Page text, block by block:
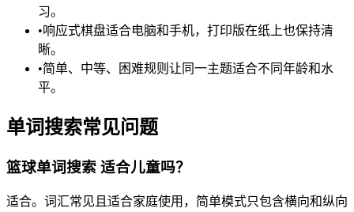
习。
•响应式棋盘适合电脑和手机，打印版在纸上也保持清
晰。
•简单、中等、困难规则让同一主题适合不同年龄和水
平。
单词搜索常见问题
篮球单词搜索 适合儿童吗？
适合。词汇常见且适合家庭使用，简单模式只包含横向和纵向